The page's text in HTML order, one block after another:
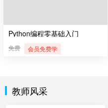
Python编程零基础入门
免费 会员免费学
教师风采